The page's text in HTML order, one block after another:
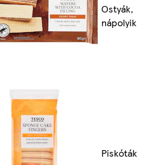
Ostyák,
nápolyik
Piskóták